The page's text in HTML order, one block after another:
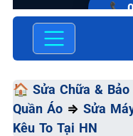
📞
🏠 Sửa Chữa &
Quần Áo ⇒ Sửa
Kêu To Tại HN